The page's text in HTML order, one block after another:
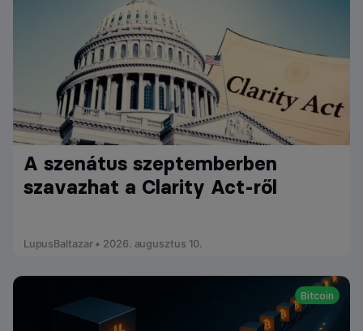
A szenátus szeptemberben
szavazhat a Clarity Act-ről
LupusBaltazar • 2026. augusztus 10.
Bitcoin